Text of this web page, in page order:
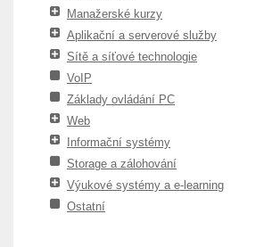
Manažerské kurzy
Aplikační a serverové služby
Sítě a síťové technologie
VoIP
Základy ovládání PC
Web
Informační systémy
Storage a zálohování
Výukové systémy a e-learning
Ostatní